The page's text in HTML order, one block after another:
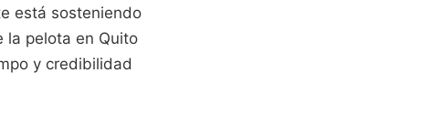
está sosteniendo
la pelota en Quito
y credibilidad